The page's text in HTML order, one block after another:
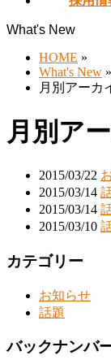
What's New
HOME »
What's New »
月別アーカ
月別ア
2015/03/22
2015/03/14
2015/03/14
2015/03/10
カテゴリー
お知らせ
話題
バックナンバ